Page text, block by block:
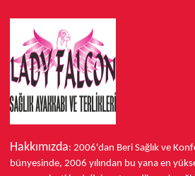
Hakkımızda: 2006'dan Beri Sağlık ve
bünyesinde, 2006 yılından bu yana en